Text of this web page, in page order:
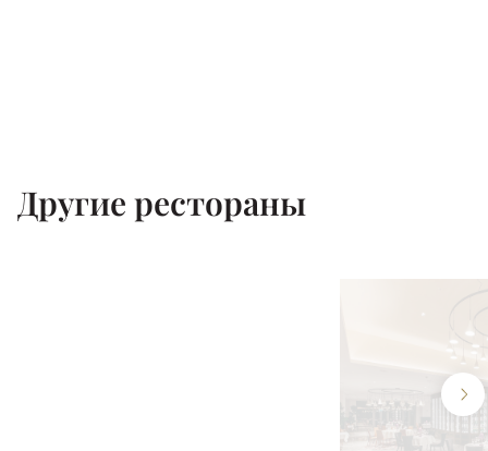
Другие рестораны